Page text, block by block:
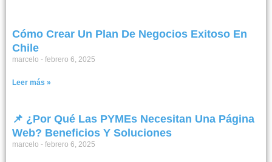
Cómo Crear Un Plan De Negocios Exitoso En
Chile
marcelo febrero 6, 2025
Leer más »
📌 ¿Por Qué Las PYMEs Necesitan Una Página
Web? Beneficios Y Soluciones
marcelo febrero 6, 2025